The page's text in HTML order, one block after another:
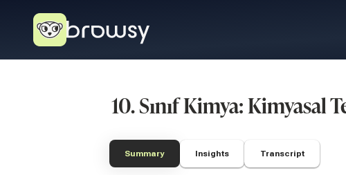
10. Sınıf Kimya: Kimyasal
Summary Insights Transcript